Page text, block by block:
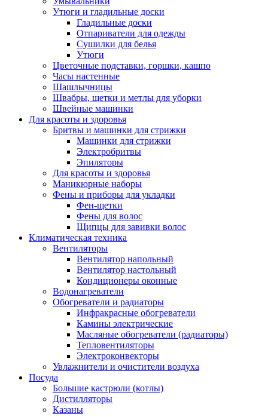
Утюги и гладильные доски
Гладильные доски
Отпариватели для одежды
Сушилки для белья
Утюги
Цветочные подставки, горшки, кашпо
Часы настенные
Шашлычницы
Швабры, щетки и метлы для уборки
Швейные машинки
Для красоты и здоровья
Бритвы и машинки для стрижки
Машинки для стрижки
Электробритвы
Эпиляторы
Для красоты и здоровья
Маникюрные наборы
Фены и приборы для укладки
Фен-щетки
Фены для волос
Щипцы для завивки волос
Климатическая техника
Вентиляторы
Вентилятор напольный
Вентилятор настольный
Кондиционеры оконные
Водонагреватели
Обогреватели и радиаторы
Инфракрасные обогреватели
Камины электрические
Масляные обогреватели (радиаторы)
Тепловентиляторы
Электроконвекторы
Увлажнители и очистители воздуха
Посуда
Большие кастрюли (котлы)
Дистилляторы
Казаны